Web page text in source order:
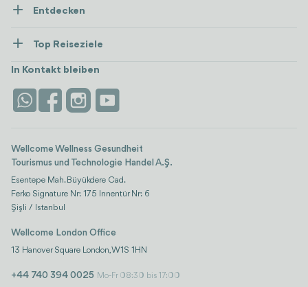
Presse
Vertrauen & Sicherheit
Kontaktieren Sie uns
Entdecken
Wellness
Unterkünfte
Attraktionen
Bewertungen
Top Reiseziele
Alle anzeigen
Istanbul
In Kontakt bleiben
Wellcome Wellness Gesundheit
Tourismus und Technologie Handel A.Ş.
Esentepe Mah. Büyükdere Cad.
Ferko Signature Nr: 175 Innentür Nr: 6
Şişli / Istanbul
Wellcome London Office
13 Hanover Square London, W1S 1HN
+44 740 394 0025 Mo-Fr 08:30 bis 17:00